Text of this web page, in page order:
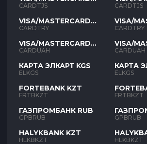
TJS
CARDTJS
VISA/MASTERCARD
TYR
CARDTRY
VISA/MASTERCARD
UAH
CARDUAH
КАРТА ЭЛКАРТ KGS
ELKGS
FORTEBANK KZT
FRTBKZT
ГАЗПРОМБАНК RUB
GPBRUB
HALYKBANK KZT
HLKBKZT
TJS
CARDTJS
VISA/
TYR
CARDTRY
VISA/
UAH
CARDUAH
КАРТА
ELKGS
FRTBKZT
GPBRUB
HLKBKZT